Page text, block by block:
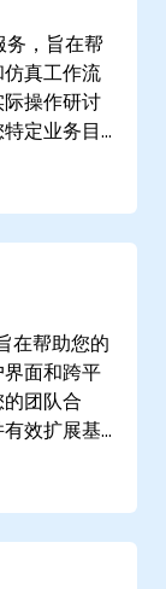
，旨在帮
真工作流
操作研讨
定业务目
互动远程
限制。线
企业咨询
合作伙伴
在帮助您的
面和跨平
团队合
效扩展基
现场服务
行。